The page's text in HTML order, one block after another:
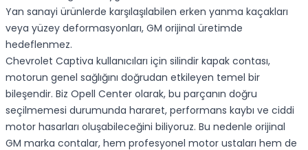
Yan sanayi ürünlerde karşılaşılabilen erken yanma kaçakları
veya yüzey deformasyonları, GM orijinal üretimde
hedeflenmez.
Chevrolet Captiva kullanıcıları için silindir kapak contası,
motorun genel sağlığını doğrudan etkileyen temel bir
bileşendir. Biz Opell Center olarak, bu parçanın doğru
seçilmemesi durumunda hararet, performans kaybı ve ciddi
motor hasarları oluşabileceğini biliyoruz. Bu nedenle orijinal
GM marka contalar, hem profesyonel motor ustaları hem de